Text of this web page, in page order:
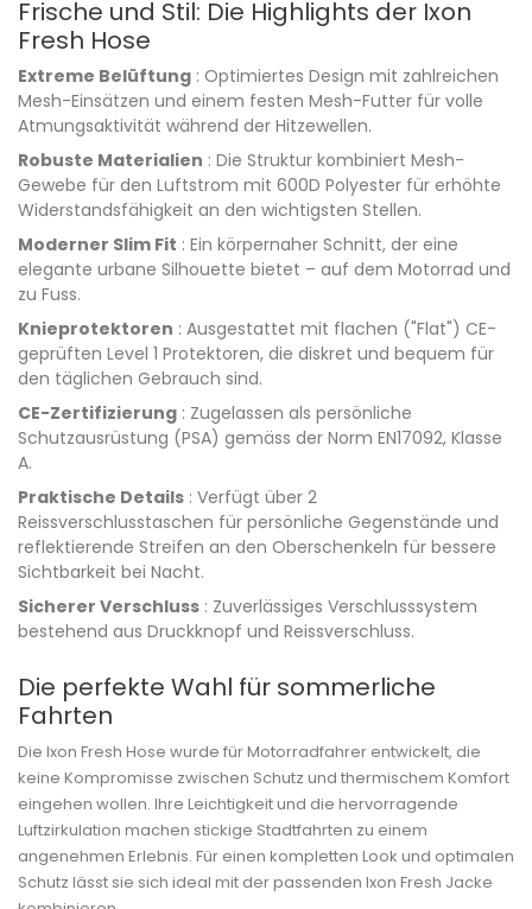
Frische und Stil: Die Highlights der Ixon
Fresh Hose
Extreme Belüftung : Optimiertes Design mit zahlreichen
Mesh-Einsätzen und einem festen Mesh-Futter für volle
Atmungsaktivität während der Hitzewellen.
Robuste Materialien : Die Struktur kombiniert Mesh-
Gewebe für den Luftstrom mit 600D Polyester für erhöhte
Widerstandsfähigkeit an den wichtigsten Stellen.
Moderner Slim Fit : Ein körpernaher Schnitt, der eine
elegante urbane Silhouette bietet – auf dem Motorrad und
zu Fuss.
Knieprotektoren : Ausgestattet mit flachen ("Flat") CE-
geprüften Level 1 Protektoren, die diskret und bequem für
den täglichen Gebrauch sind.
CE-Zertifizierung : Zugelassen als persönliche
Schutzausrüstung (PSA) gemäss der Norm EN17092, Klasse
A.
Praktische Details : Verfügt über 2
Reissverschlusstaschen für persönliche Gegenstände und
reflektierende Streifen an den Oberschenkeln für bessere
Sichtbarkeit bei Nacht.
Sicherer Verschluss : Zuverlässiges Verschlusssystem
bestehend aus Druckknopf und Reissverschluss.
Die perfekte Wahl für sommerliche
Fahrten
Die Ixon Fresh Hose wurde für Motorradfahrer entwickelt, die
keine Kompromisse zwischen Schutz und thermischem Komfort
eingehen wollen. Ihre Leichtigkeit und die hervorragende
Luftzirkulation machen stickige Stadtfahrten zu einem
angenehmen Erlebnis. Für einen kompletten Look und optimalen
Schutz lässt sie sich ideal mit der passenden Ixon Fresh Jacke